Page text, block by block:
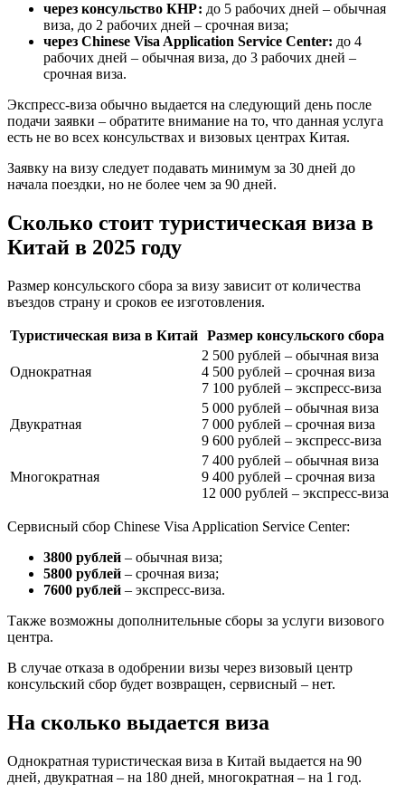
через консульство КНР: до 5 рабочих дней – обычная
виза, до 2 рабочих дней – срочная виза;
через Chinese Visa Application Service Center: до 4
рабочих дней – обычная виза, до 3 рабочих дней –
срочная виза.
Экспресс-виза обычно выдается на следующий день после
подачи заявки – обратите внимание на то, что данная услуга
есть не во всех консульствах и визовых центрах Китая.
Заявку на визу следует подавать минимум за 30 дней до
начала поездки, но не более чем за 90 дней.
Сколько стоит туристическая виза в
Китай в 2025 году
Размер консульского сбора за визу зависит от количества
въездов страну и сроков ее изготовления.
Туристическая виза в Китай Размер консульского сбора
Однократная
2 500 рублей – обычная виза
4 500 рублей – срочная виза
7 100 рублей – экспресс-виза
Двукратная
5 000 рублей – обычная виза
7 000 рублей – срочная виза
9 600 рублей – экспресс-виза
Многократная
7 400 рублей – обычная виза
9 400 рублей – срочная виза
12 000 рублей – экспресс-виза
Сервисный сбор Chinese Visa Application Service Center:
3800 рублей – обычная виза;
5800 рублей – срочная виза;
7600 рублей – экспресс-виза.
Также возможны дополнительные сборы за услуги визового
центра.
В случае отказа в одобрении визы через визовый центр
консульский сбор будет возвращен, сервисный – нет.
На сколько выдается виза
Однократная туристическая виза в Китай выдается на 90
дней, двукратная – на 180 дней, многократная – на 1 год.